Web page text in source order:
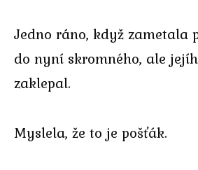
Jedno ráno, když zametala
do nyní skromného, ale
zaklepal.
Myslela, že to je pošťák.